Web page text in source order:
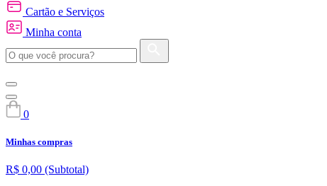
Cartão e Serviços
Minha conta
0
Minhas compras
R$ 0,00 (Subtotal)